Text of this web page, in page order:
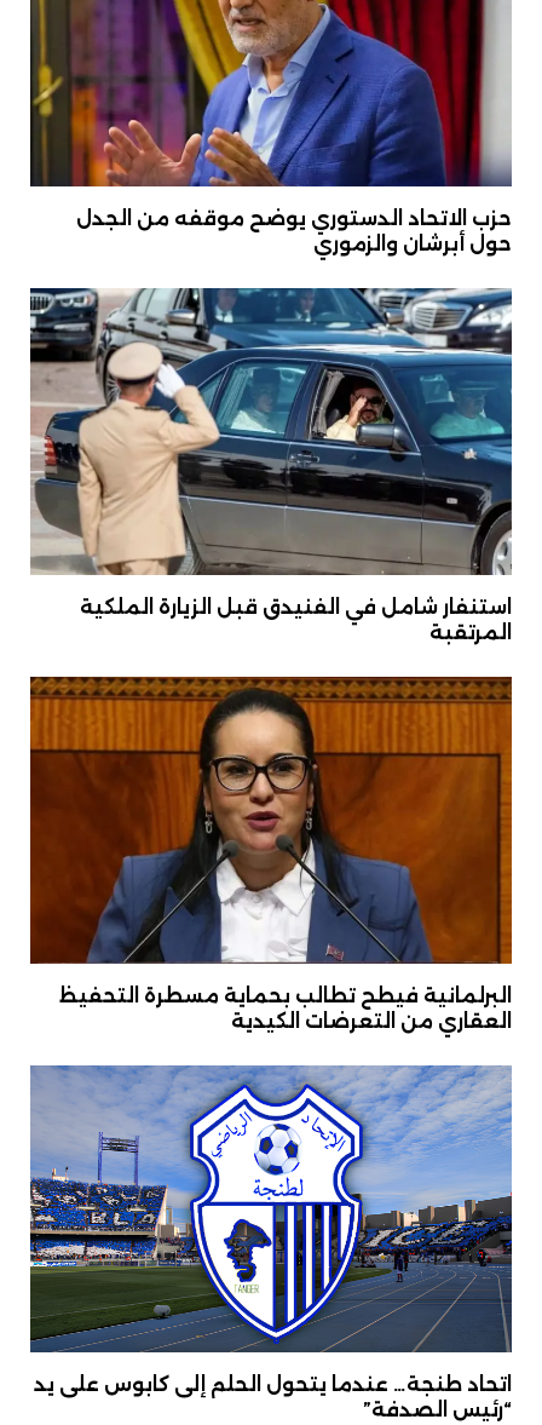
حزب الاتحاد الدستوري يوضح موقفه من الجدل
حول أبرشان والزموري
استنفار شامل في الفنيدق قبل الزيارة الملكية
المرتقبة
البرلمانية فيطح تطالب بحماية مسطرة التحفيظ
العقاري من التعرضات الكيدية
اتحاد طنجة… عندما يتحول الحلم إلى كابوس على يد
“رئيس الصدفة”